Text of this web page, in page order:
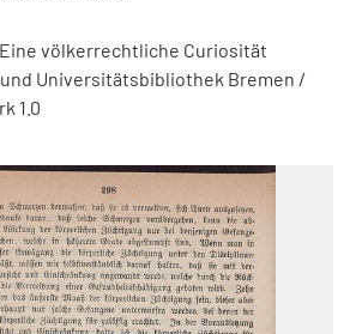
völkerrechtliche Curiosität
Universitätsbibliothek Bremen /
1.0